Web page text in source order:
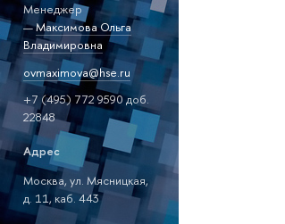
Менеджер
—Максимова Ольга
Владимировна
ovmaximova@hse.ru
+7 (495) 772 9590 доб.
22848
Адрес
Москва, ул. Мясницкая,
д. 11, каб. 443